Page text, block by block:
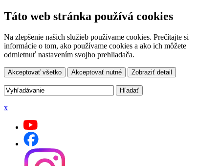
Táto web stránka používá cookies
Na zlepšenie našich služieb používame cookies. Prečítajte si
informácie o tom, ako používame cookies a ako ich môžete
odmietnuť nastavením svojho prehliadača.
Akceptovať všetko Akceptovať nutné Zobraziť detail
x